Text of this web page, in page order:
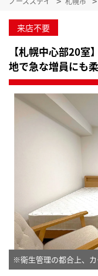
来店不要
【札幌中心部20
地で急な増員にも
※衛生管理の都合上、カ